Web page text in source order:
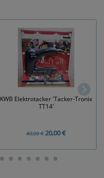
KWB Elektrotacker 'Tacker-Tronix
TT14'
40,00 € 20,00 €